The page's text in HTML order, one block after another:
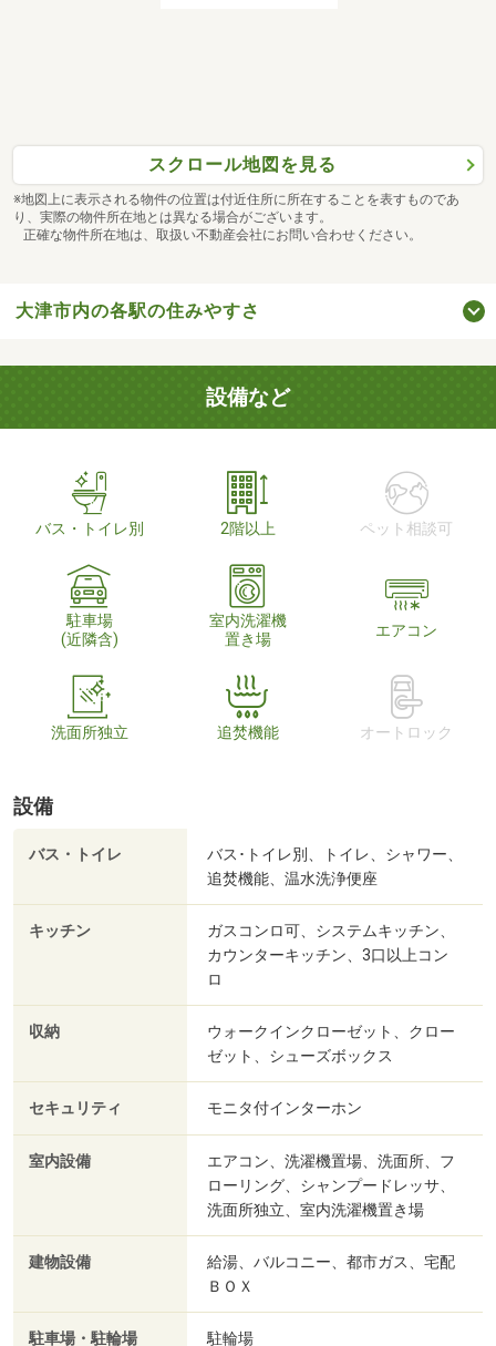
スクロール地図を見る
※地図上に表示される物件の位置は付近住所に所在することを表すものであ
り、実際の物件所在地とは異なる場合がございます。
正確な物件所在地は、取扱い不動産会社にお問い合わせください。
大津市内の各駅の住みやすさ
設備など
バス・トイレ別 2階以上 ペット相談可
駐車場
(近隣含)
室内洗濯機
置き場
エアコン
洗面所独立 追焚機能 オートロック
設備
バス・トイレ
バス･トイレ別、トイレ、シャワー、
追焚機能、温水洗浄便座
キッチン
ガスコンロ可、システムキッチン、
カウンターキッチン、3口以上コン
ロ
収納
ウォークインクローゼット、クロー
ゼット、シューズボックス
セキュリティ モニタ付インターホン
室内設備
エアコン、洗濯機置場、洗面所、フ
ローリング、シャンプードレッサ、
洗面所独立、室内洗濯機置き場
建物設備
給湯、バルコニー、都市ガス、宅配
ＢＯＸ
駐車場・駐輪場 駐輪場